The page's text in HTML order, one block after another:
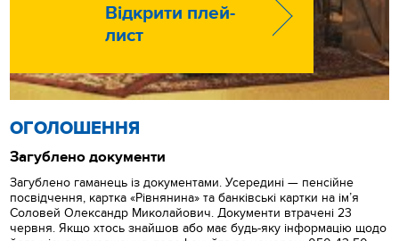
Відкрити плей-
лист
ОГОЛОШЕННЯ
Загублено документи
Загублено гаманець із документами. Усередині — пенсійне
посвідчення, картка «Рівнянина» та банківські картки на ім’я
Соловей Олександр Миколайович. Документи втрачені 23
червня. Якщо хтось знайшов або має будь-яку інформацію щодо